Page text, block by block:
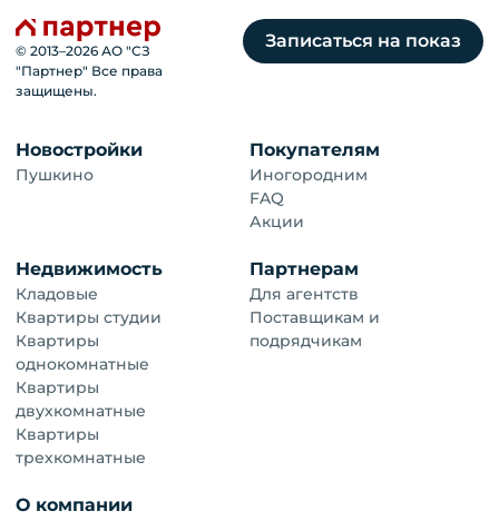
© 2013–2026 АО "СЗ
"Партнер" Все права
защищены.
Записаться на показ
Новостройки
Пушкино
Покупателям
Иногородним
FAQ
Акции
Недвижимость
Кладовые
Квартиры студии
Квартиры
однокомнатные
Квартиры
двухкомнатные
Квартиры
трехкомнатные
Партнерам
Для агентств
Поставщикам и
подрядчикам
О компании